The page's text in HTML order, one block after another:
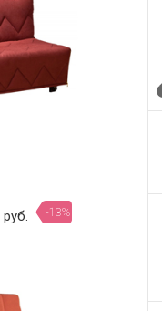
руб. -13%